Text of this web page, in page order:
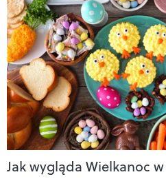
Jak wygląda Wielkanoc